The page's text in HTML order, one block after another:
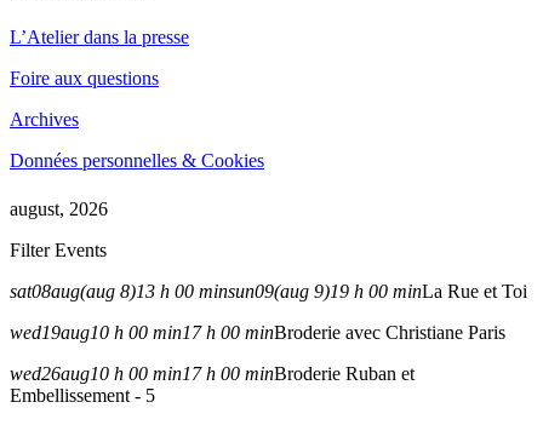
L’Atelier dans la presse
Foire aux questions
Archives
Données personnelles & Cookies
august, 2026
Filter Events
sat08aug(aug 8)13 h 00 minsun09(aug 9)19 h 00 minLa Rue et Toi
wed19aug10 h 00 min17 h 00 minBroderie avec Christiane Paris
wed26aug10 h 00 min17 h 00 minBroderie Ruban et
Embellissement - 5